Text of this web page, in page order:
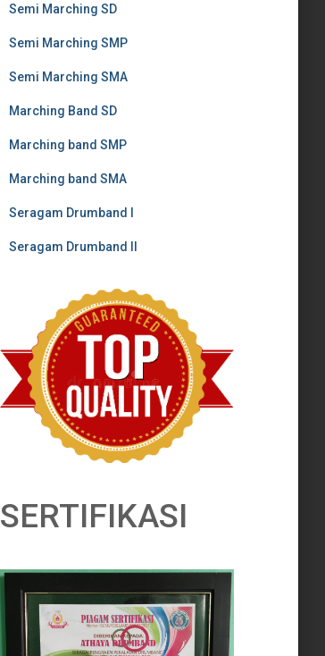
Semi Marching SD
Semi Marching SMP
Semi Marching SMA
Marching Band SD
Marching band SMP
Marching band SMA
Seragam Drumband I
Seragam Drumband II
SERTIFIKASI